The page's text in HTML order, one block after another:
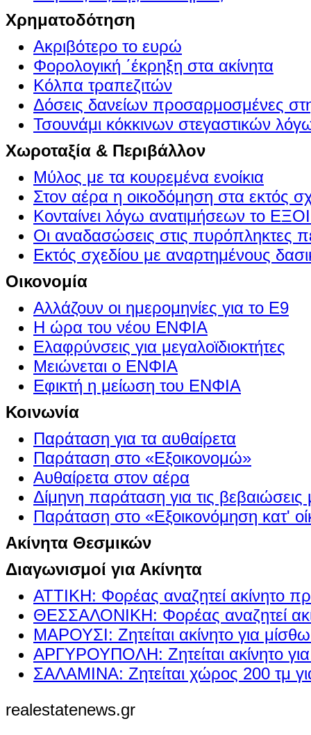
Χρηματοδότηση
Ακριβότερο το ευρώ
Φορολογική ΄έκρηξη στα ακίνητα
Κόλπα τραπεζιτών
Δόσεις δανείων προσαρμοσμένες
Τσουνάμι κόκκινων στεγαστικών
Χωροταξία & Περιβάλλον
Μύλος με τα κουρεμένα ενοίκια
Στον αέρα η οικοδόμηση στα εκτός
Κονταίνει λόγω ανατιμήσεων το
Οι αναδασώσεις στις πυρόπληκτες
Εκτός σχεδίου με αναρτημένους
Οικονομία
Αλλάζουν οι ημερομηνίες για το Ε9
Η ώρα του νέου ΕΝΦΙΑ
Ελαφρύνσεις για μεγαλοϊδιοκτήτες
Μειώνεται ο ΕΝΦΙΑ
Εφικτή η μείωση του ΕΝΦΙΑ
Κοινωνία
Παράταση για τα αυθαίρετα
Παράταση στο «Εξοικονομώ»
Αυθαίρετα στον αέρα
Δίμηνη παράταση για τις βεβαιώσεις
Παράταση στο «Εξοικονόμηση κατ'
Ακίνητα Θεσμικών
Διαγωνισμοί για Ακίνητα
ΑΤΤΙΚΗ: Φορέας αναζητεί ακίνητο
ΘΕΣΣΑΛΟΝΙΚΗ: Φορέας αναζητεί
ΜΑΡΟΥΣΙ: Ζητείται ακίνητο για
ΑΡΓΥΡΟΥΠΟΛΗ: Ζητείται ακίνητο
ΣΑΛΑΜΙΝΑ: Ζητείται χώρος 200 τμ
realestatenews.gr